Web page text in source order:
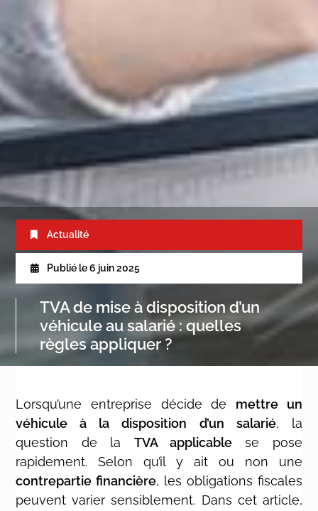
Actualité
Publié le 6 juin 2025
TVA de mise à disposition d’un
véhicule au salarié : quelles
règles appliquer ?
Lorsqu’une entreprise décide de mettre un
véhicule à la disposition d’un salarié, la
question de la TVA applicablese pose
rapidement. Selon qu’il y ait ou non une
contrepartie financière, les obligations fiscales
peuvent varier sensiblement. Dans cet article,